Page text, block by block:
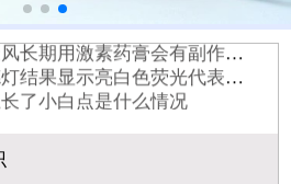
长期用激素药膏会有副作用吗
结果显示亮白色荧光代表什么意思
了小白点是什么情况
用芦可替尼乳膏多久能恢复正常色
癜风和白色糠疹怎么肉眼区分